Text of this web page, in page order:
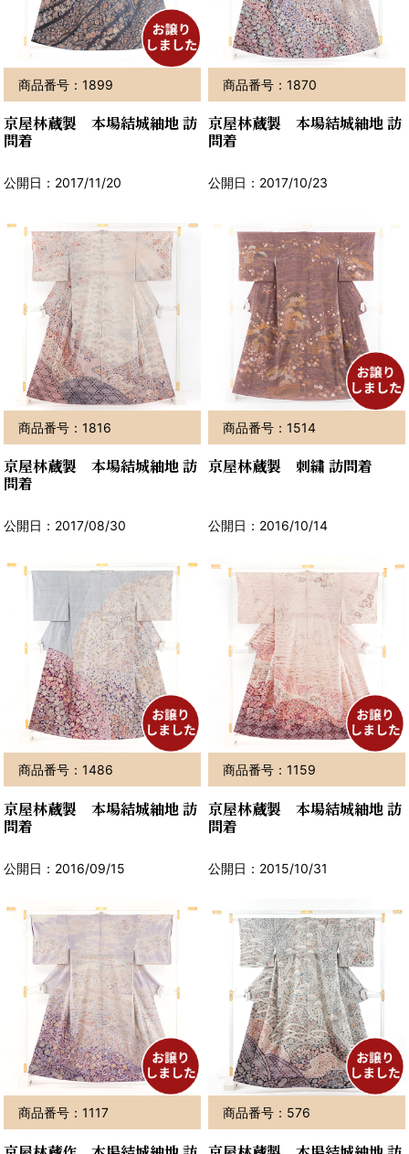
商品番号：1899
京屋林蔵製 本場結城紬地 訪
問着
公開日：2017/11/20
商品番号：1870
京屋林蔵製 本場結城紬地 訪
問着
公開日：2017/10/23
商品番号：1816
京屋林蔵製 本場結城紬地 訪
問着
公開日：2017/08/30
商品番号：1514
京屋林蔵製 刺繍 訪問着
公開日：2016/10/14
商品番号：1486
京屋林蔵製 本場結城紬地 訪
問着
公開日：2016/09/15
商品番号：1159
京屋林蔵製 本場結城紬地 訪
問着
公開日：2015/10/31
商品番号：1117 商品番号：576